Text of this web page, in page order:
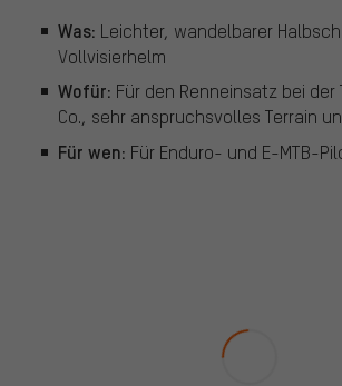
Was: Leichter, wandelbarer
Vollvisierhelm
Wofür: Für den Renneinsatz bei der
Co., sehr anspruchsvolles Terrain
Für wen: Für Enduro- und E-MTB-